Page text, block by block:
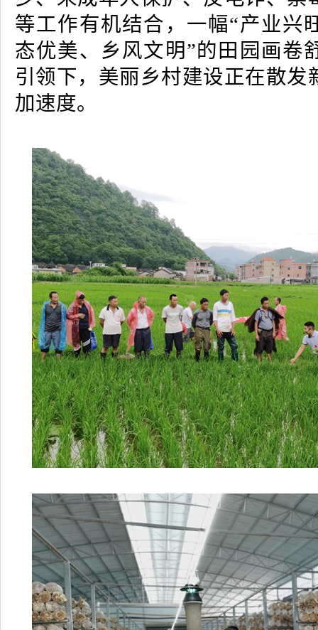
等工作有机结合，一幅“产业兴
态优美、乡风文明”的田园画卷
引领下，美丽乡村建设正在散发
加速度。